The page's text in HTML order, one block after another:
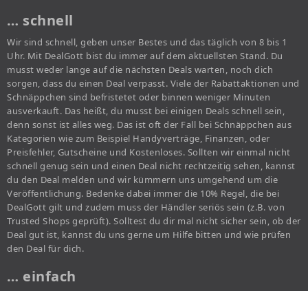
… schnell
Wir sind schnell, geben unser Bestes und das täglich von 8 bis 1
Uhr. Mit DealGott bist du immer auf dem aktuellsten Stand. Du
musst weder lange auf die nächsten Deals warten, noch dich
sorgen, dass du einen Deal verpasst. Viele der Rabattaktionen und
Schnäppchen sind befristetet oder binnen weniger Minuten
ausverkauft. Das heißt, du musst bei einigen Deals schnell sein,
denn sonst ist alles weg. Das ist oft der Fall bei Schnäppchen aus
Kategorien wie zum Beispiel Handyverträge, Finanzen, oder
Preisfehler, Gutscheine und Kostenloses. Sollten wir einmal nicht
schnell genug sein und einen Deal nicht rechtzeitig sehen, kannst
du den Deal melden und wir kümmern uns umgehend um die
Veröffentlichung. Bedenke dabei immer die 10% Regel, die bei
DealGott gilt und zudem muss der Händler seriös sein (z.B. von
Trusted Shops geprüft). Solltest du dir mal nicht sicher sein, ob der
Deal gut ist, kannst du uns gerne um Hilfe bitten und wie prüfen
den Deal für dich.
… einfach